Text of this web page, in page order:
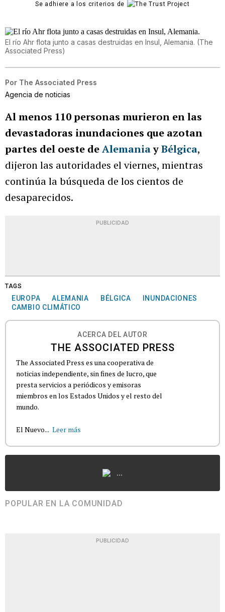
Se adhiere a los criterios de
El río Ahr flota junto a casas destruidas en Insul, Alemania. (The
Associated Press)
Por The Associated Press
Agencia de noticias
Al menos 110 personas murieron en las
devastadoras inundaciones que azotan
partes del oeste deAlemaniayBélgica,
dijeron las autoridades el viernes, mientras
continúa la búsqueda de los cientos de
desaparecidos.
PUBLICIDAD
TAGS
EUROPA ALEMANIA BÉLGICA
INUNDACIONES
CAMBIO CLIMÁTICO
ACERCA DEL AUTOR
THE ASSOCIATED PRESS
The Associated Press es una cooperativa de
noticias independiente, sin fines de lucro, que
presta servicios a periódicos y emisoras
miembros en los Estados Unidos y el resto del
mundo.
El Nuevo... Leer más
...
POPULAR EN LA COMUNIDAD
PUBLICIDAD